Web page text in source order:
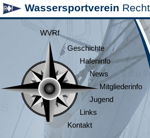
Wassersportverein
WVRf
Geschichte
Hafeninfo
News
Mitgliederinfo
Jugend
Links
Kontakt